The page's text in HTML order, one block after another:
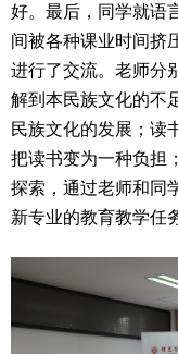
好。最后，同学就语
间被各种课业时间挤
进行了交流。老师分
解到本民族文化的不
民族文化的发展；读
把读书变为一种负担
探索，通过老师和同
新专业的教育教学任